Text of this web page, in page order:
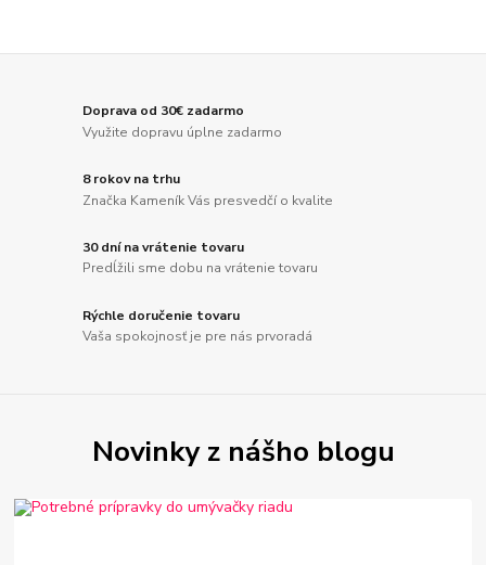
Doprava od 30€ zadarmo
Využite dopravu úplne zadarmo
8 rokov na trhu
Značka Kameník Vás presvedčí o kvalite
30 dní na vrátenie tovaru
Predĺžili sme dobu na vrátenie tovaru
Rýchle doručenie tovaru
Vaša spokojnosť je pre nás prvoradá
Novinky z nášho blogu